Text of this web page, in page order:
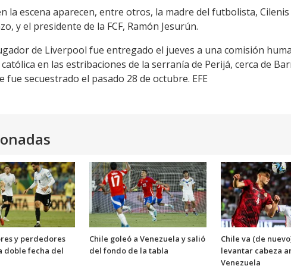
la escena aparecen, entre otros, la madre del futbolista,
y el presidente de la FCF, Ramón Jesurún.
de Liverpool fue entregado el jueves a una comisión
en las estribaciones de la serranía de Perijá, cerca de
fue secuestrado el pasado 28 de octubre. EFE
y perdedores
doble fecha del
Chile goleó a Venezuela y salió
del fondo de la tabla
Chile va (de
levantar cabeza
Venezuela